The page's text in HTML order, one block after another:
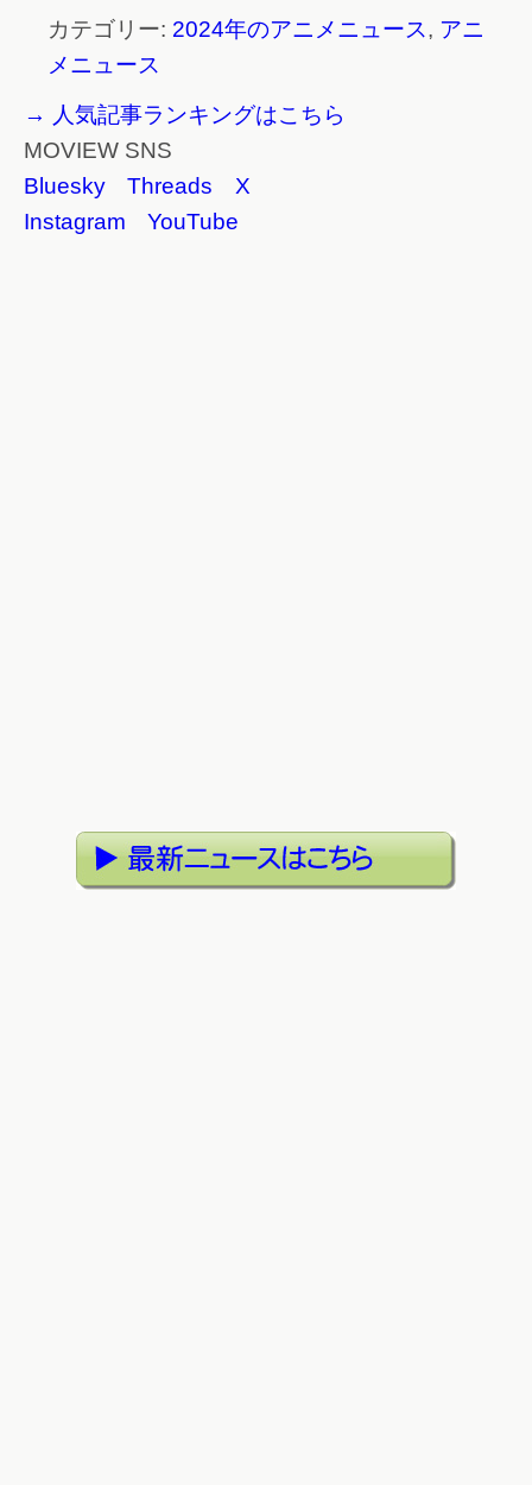
カテゴリー: 2024年のアニメニュース, アニ
メニュース
→ 人気記事ランキングはこちら
MOVIEW SNS
Bluesky
Threads
X
Instagram
YouTube